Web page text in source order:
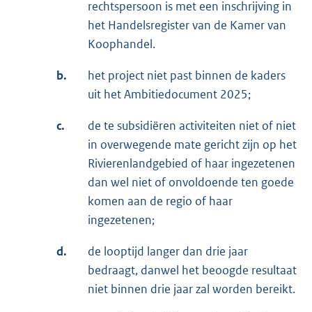
rechtspersoon is met een inschrijving in
het Handelsregister van de Kamer van
Koophandel.
b.
het project niet past binnen de kaders
uit het Ambitiedocument 2025;
c.
de te subsidiëren activiteiten niet of niet
in overwegende mate gericht zijn op het
Rivierenlandgebied of haar ingezetenen
dan wel niet of onvoldoende ten goede
komen aan de regio of haar
ingezetenen;
d.
de looptijd langer dan drie jaar
bedraagt, danwel het beoogde resultaat
niet binnen drie jaar zal worden bereikt.